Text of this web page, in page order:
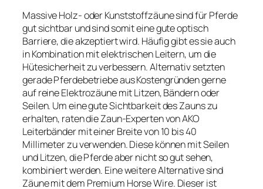
Massive Holz- oder Kunststoffzäune sind für Pferde
gut sichtbar und sind somit eine gute optisch
Barriere, die akzeptiert wird. Häufig gibt es sie auch
in Kombination mit elektrischen Leitern, um die
Hütesicherheit zu verbessern. Alternativ setzten
gerade Pferdebetriebe aus Kostengründen gerne
auf reine Elektrozäune mit Litzen, Bändern oder
Seilen. Um eine gute Sichtbarkeit des Zauns zu
erhalten, raten die Zaun-Experten von AKO
Leiterbänder mit einer Breite von 10 bis 40
Millimeter zu verwenden. Diese können mit Seilen
und Litzen, die Pferde aber nicht so gut sehen,
kombiniert werden. Eine weitere Alternative sind
Zäune mit dem Premium Horse Wire. Dieser ist